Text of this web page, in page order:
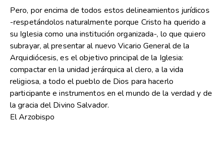
Pero, por encima de todos estos delineamientos jurídicos
-respetándolos naturalmente porque Cristo ha querido a
su Iglesia como una institución organizada-, lo que quiero
subrayar, al presentar al nuevo Vicario General de la
Arquidiócesis, es el objetivo principal de la Iglesia:
compactar en la unidad jerárquica al clero, a la vida
religiosa, a todo el pueblo de Dios para hacerlo
participante e instrumentos en el mundo de la verdad y de
la gracia del Divino Salvador.
El Arzobispo